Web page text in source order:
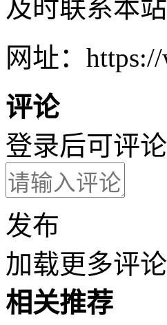
及时联系本
网址：
评论
登录后可评
发布
加载更多评论
相关推荐